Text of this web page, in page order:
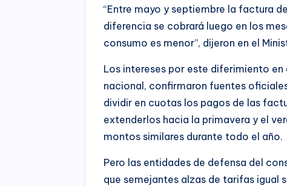
“Entre mayo y septiembre la factura
diferencia se cobrará luego en los
consumo es menor”, dijeron en el
Los intereses por este diferimiento
nacional, confirmaron fuentes
dividir en cuotas los pagos de las
extenderlos hacia la primavera y el
montos similares durante todo el año.
Pero las entidades de defensa del
que semejantes alzas de tarifas igual